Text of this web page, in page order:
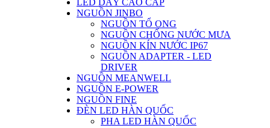
LED DÂY CAO CẤP
NGUỒN JINBO
NGUỒN TỔ ONG
NGUỒN CHỐNG NƯỚC MƯA
NGUỒN KÍN NƯỚC IP67
NGUỒN ADAPTER - LED
DRIVER
NGUỒN MEANWELL
NGUỒN E-POWER
NGUỒN FINE
ĐÈN LED HÀN QUỐC
PHA LED HÀN QUỐC